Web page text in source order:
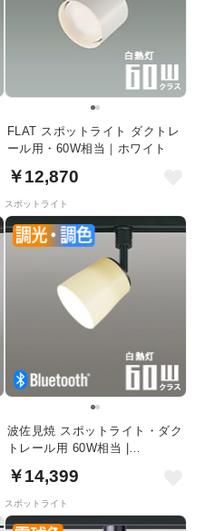
FLAT スポットライト ダクトレ
ール用・60W相当｜ホワイト
￥12,870
スポットライト
波佐見焼 スポットライト・ダク
トレール用 60W相当 |
￥14,399
スポットライト